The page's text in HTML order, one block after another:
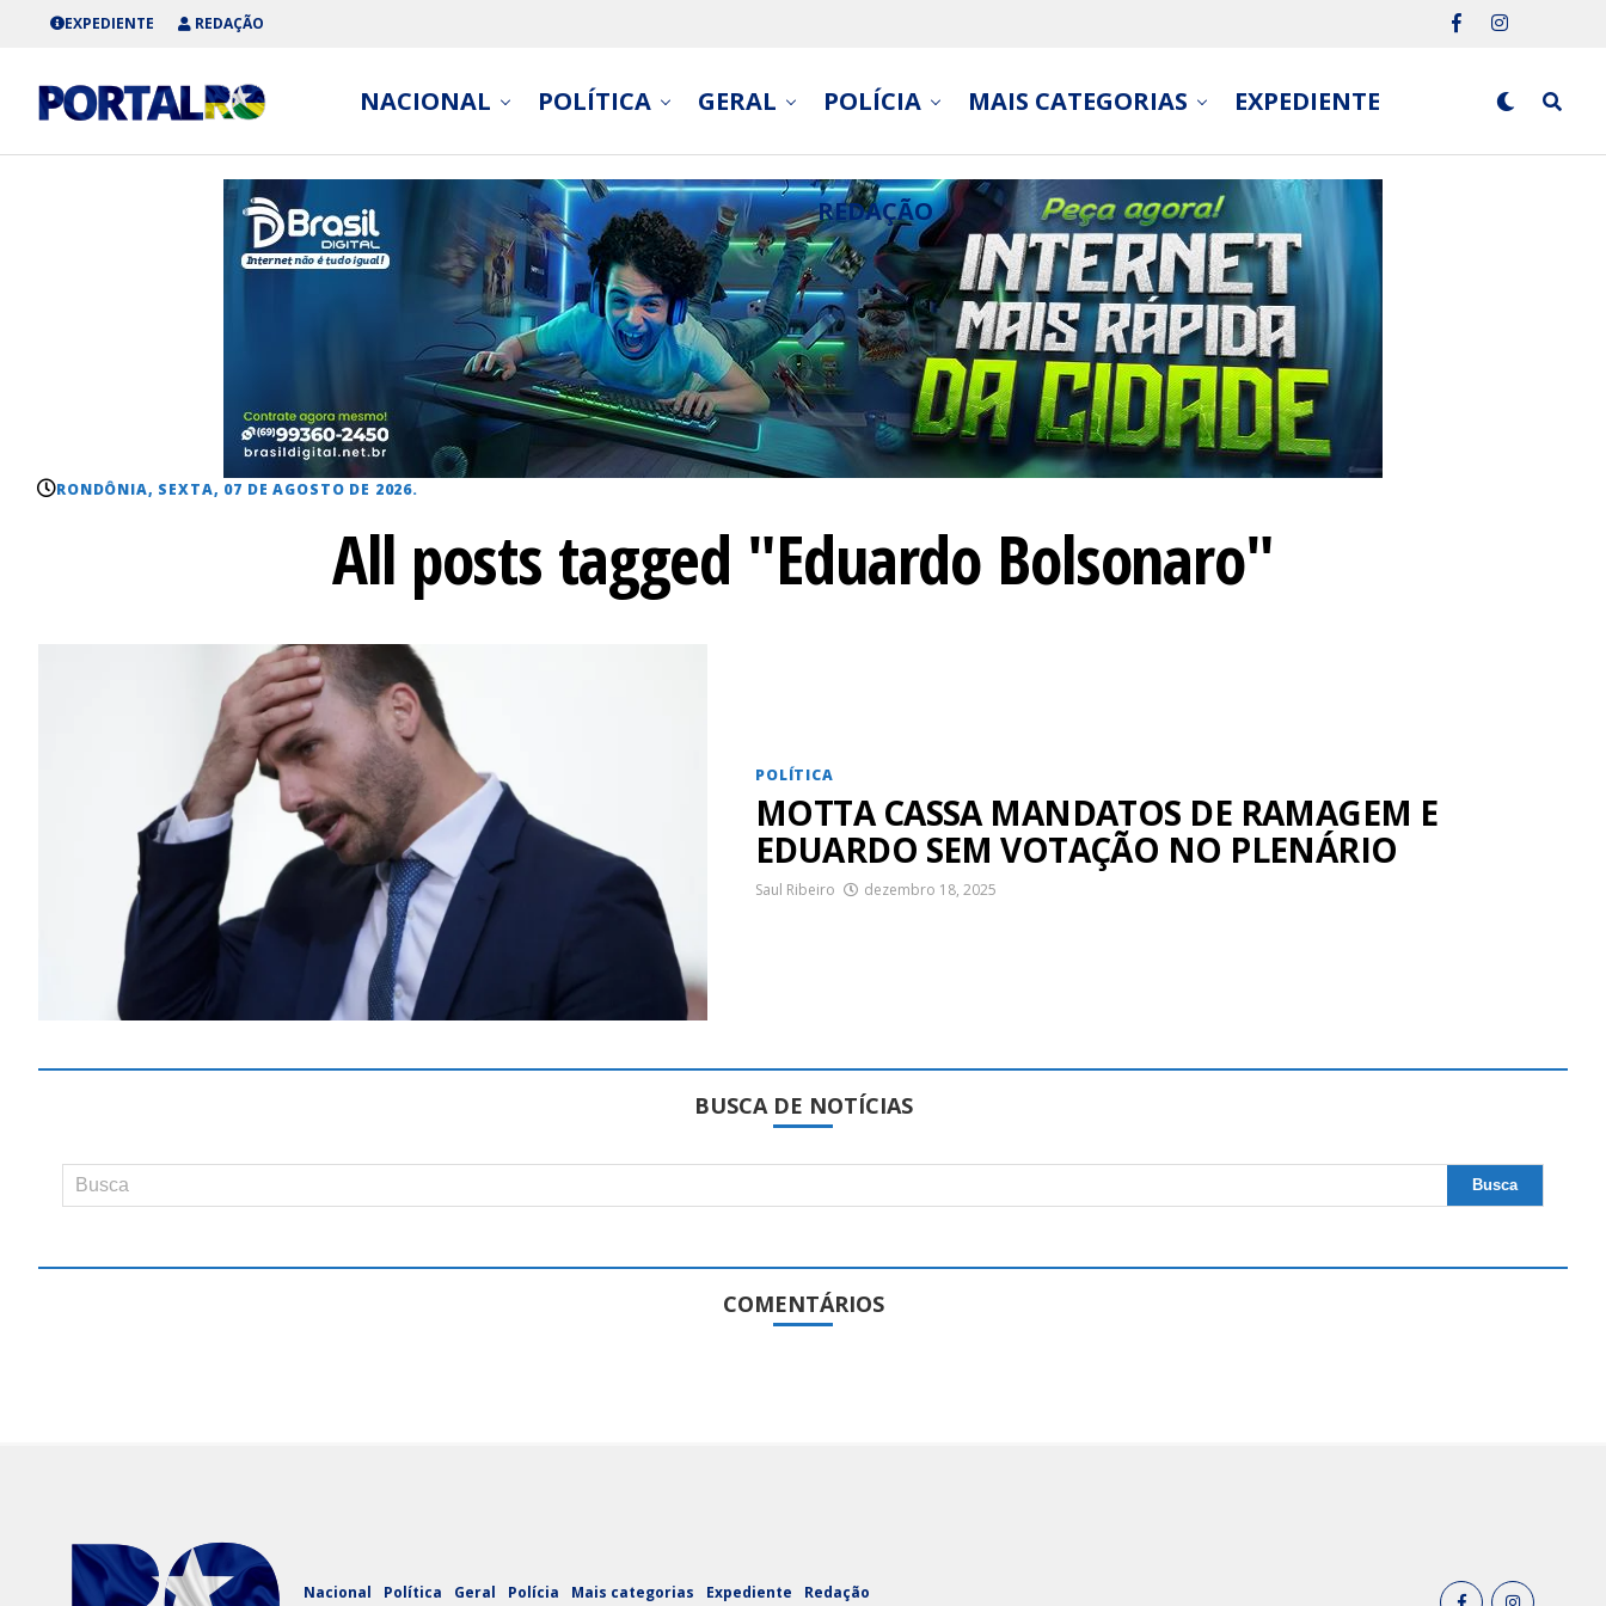
EXPEDIENTE REDAÇÃO
NACIONAL POLÍTICA GERAL POLÍCIA MAIS CATEGORIAS EXPEDIENTE
REDAÇÃO
RONDÔNIA, SEXTA, 07 DE AGOSTO DE 2026.
All posts tagged "Eduardo Bolsonaro"
POLÍTICA
MOTTA CASSA MANDATOS DE RAMAGEM E
EDUARDO SEM VOTAÇÃO NO PLENÁRIO
Saul Ribeiro dezembro 18, 2025
BUSCA DE NOTÍCIAS
COMENTÁRIOS
Nacional Política Geral Polícia Mais categorias Expediente
Redação